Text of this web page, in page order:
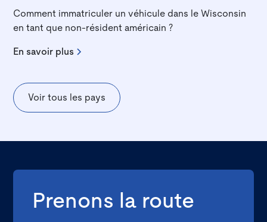
Comment immatriculer un véhicule dans le Wisconsin
en tant que non-résident américain ?
En savoir plus
Voir tous les pays
Prenons la route